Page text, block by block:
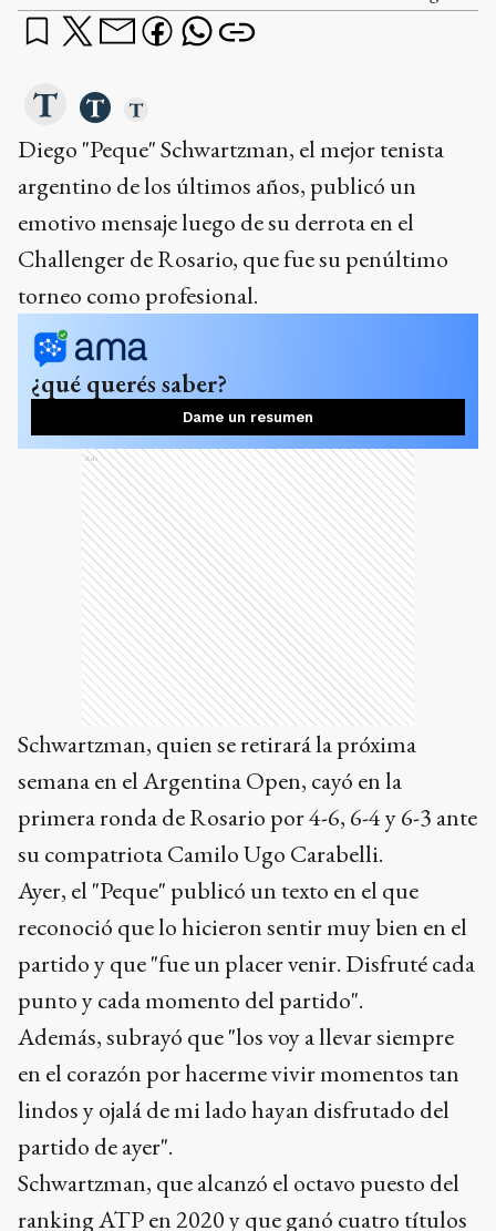
argentino de los últimos años, publicó un
Challenger de Rosario, que fue su penúltimo
torneo como profesional.
¿qué querés saber?
Dame un resumen
Ads
Schwartzman, quien se retirará la próxima
semana en el Argentina Open, cayó en la
primera ronda de Rosario por 4-6, 6-4 y 6-3 ante
su compatriota Camilo Ugo Carabelli.
Ayer, el "Peque" publicó un texto en el que
reconoció que lo hicieron sentir muy bien en el
partido y que "fue un placer venir. Disfruté cada
punto y cada momento del partido".
Además, subrayó que "los voy a llevar siempre
en el corazón por hacerme vivir momentos tan
lindos y ojalá de mi lado hayan disfrutado del
partido de ayer".
Schwartzman, que alcanzó el octavo puesto del
ranking ATP en 2020 y que ganó cuatro títulos
como profesional, se retirará la semana que
viene, luego de su participación en el Argentina
Open, donde levantó el trofeo en 2021 para
cortar con la sequía de trece años sin campeones